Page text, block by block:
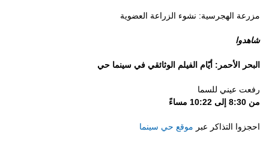
مزرعة الهجرسية: نشوء الزراعة العضوية
شاهدوا
البحر الأحمر: أيّام الفيلم الوثائقي في سينما حي
رفعت عيني للسما
من 8:30 إلى 10:22 مساءً
احجزوا التذاكر عبر موقع حي سينما